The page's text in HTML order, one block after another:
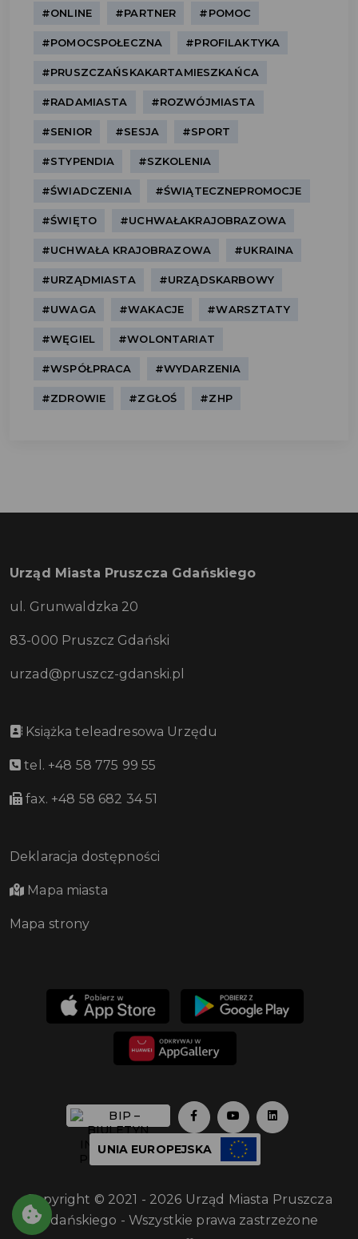
#ONLINE #PARTNER #POMOC
#POMOCSPOŁECZNA #PROFILAKTYKA
#PRUSZCZAŃSKAKARTAMIESZKAŃCA
#RADAMIASTA #ROZWÓJMIASTA
#SENIOR #SESJA #SPORT
#STYPENDIA #SZKOLENIA
#ŚWIADCZENIA #ŚWIĄTECZNEPROMOCJE
#ŚWIĘTO #UCHWAŁAKRAJOBRAZOWA
#UCHWAŁA KRAJOBRAZOWA #UKRAINA
#URZĄDMIASTA #URZĄDSKARBOWY
#UWAGA #WAKACJE #WARSZTATY
#WĘGIEL #WOLONTARIAT
#WSPÓŁPRACA #WYDARZENIA
#ZDROWIE #ZGŁOŚ #ZHP
Urząd Miasta Pruszcza Gdańskiego
ul. Grunwaldzka 20
83-000 Pruszcz Gdański
urzad@pruszcz-gdanski.pl
Książka teleadresowa Urzędu
tel. +48 58 775 99 55
fax. +48 58 682 34 51
Deklaracja dostępności
Mapa miasta
Mapa strony
UNIA EUROPEJSKA
Copyright © 2021 - 2026 Urząd Miasta Pruszcza
Gdańskiego - Wszystkie prawa zastrzeżone